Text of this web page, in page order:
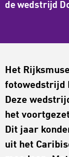
de wedstrijd
Het
fotowedstrijd
Deze
het
Dit jaar
uit het